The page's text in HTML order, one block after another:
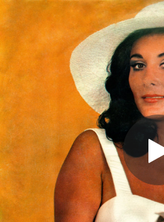
You're all set!
03:06